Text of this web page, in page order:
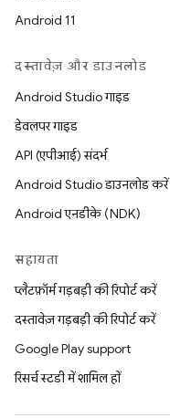
Android 11
दस्तावेज़ और डाउनलोड
Android Studio गाइड
डेवलपर गाइड
API (एपीआई) संदर्भ
Android Studio डाउनलोड करें
Android एनडीके (NDK)
सहायता
प्लैटफ़ॉर्म गड़बड़ी की रिपोर्ट करें
दस्तावेज़ गड़बड़ी की रिपोर्ट करें
Google Play support
रिसर्च स्टडी में शामिल हों